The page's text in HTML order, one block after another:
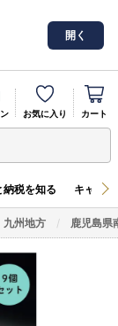
開く
お気に入り カート
納税を知る キャン
九州地方 鹿児島県